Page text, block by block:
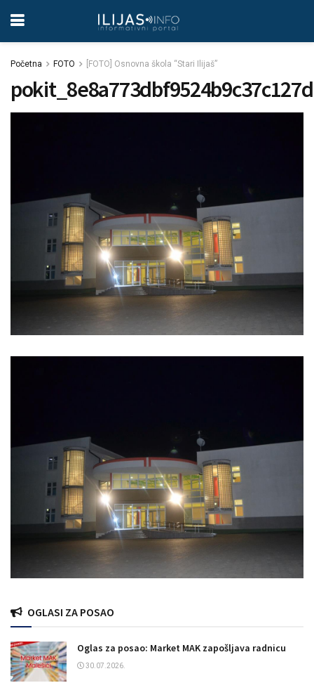
Početna FOTO [FOTO] Osnovna škola “Stari Ilijaš”
OGLASI ZA POSAO
Oglas za posao: Market MAK zapošljava radnicu
30.07.2026.